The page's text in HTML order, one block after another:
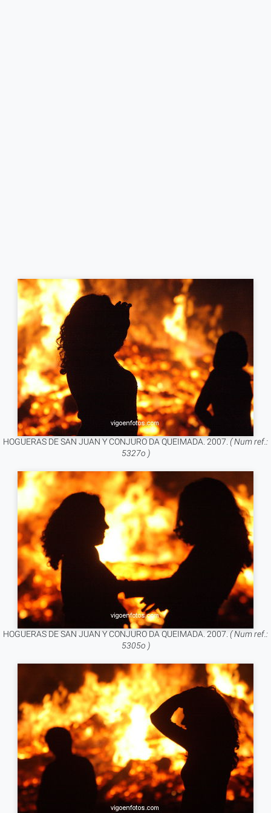
HOGUERAS DE SAN JUAN Y CONJURO DA QUEIMADA. 2007. ( Num ref.:
5327o )
HOGUERAS DE SAN JUAN Y CONJURO DA QUEIMADA. 2007. ( Num ref.:
5305o )